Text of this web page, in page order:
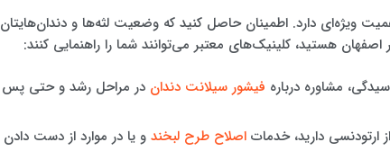
ویژه‌ای دارد. اطمینان حاصل کنید که وضعیت لثه‌ها و دندان‌هایتان
هستید، کلینیک‌های معتبر می‌توانند شما را راهنمایی کنند:
مشاوره درباره فیشور سیلانت دندان در مراحل رشد و حتی پس
ارتودنسی دارید، خدمات اصلاح طرح لبخند و یا در موارد از دست دادن